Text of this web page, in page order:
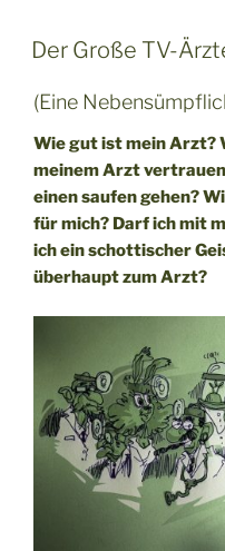
Der Große TV-
(Eine
Wie gut ist mein Arzt?
meinem Arzt
einen saufen gehen?
für mich? Darf ich mit
ich ein schottischer
überhaupt zum Arzt?